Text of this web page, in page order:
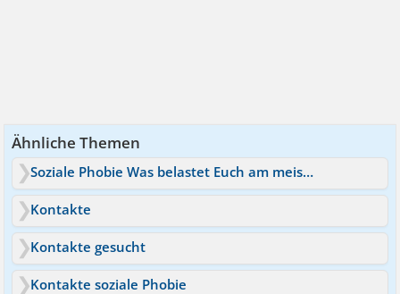
Ähnliche Themen
Soziale Phobie Was belastet Euch am meisten?
Kontakte
Kontakte gesucht
Kontakte soziale Phobie